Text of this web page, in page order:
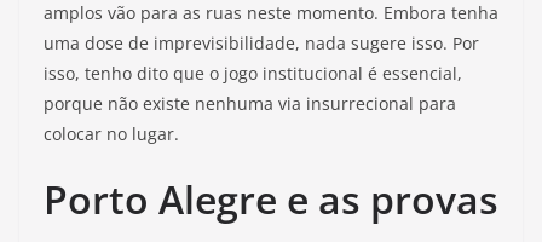
amplos vão para as ruas neste momento. Embora tenha
uma dose de imprevisibilidade, nada sugere isso. Por
isso, tenho dito que o jogo institucional é essencial,
porque não existe nenhuma via insurrecional para
colocar no lugar.
Porto Alegre e as provas